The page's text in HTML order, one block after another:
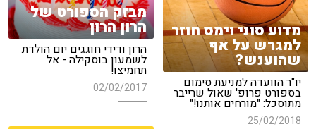
מדוע סוני וימס חוזר
למגרש על אף
שהוענש?
יו"ר הוועדה למניעת סימום
בספורט פרופ' שאול שרייבר
מתוסכל: "מורחים אותנו!"
25/02/2018
מבזק הספורט של
הרון הרון
הרון ודידי חוגגים יום הולדת
לשמעון בוסקילה - אל
תחמיצו!
02/02/2017